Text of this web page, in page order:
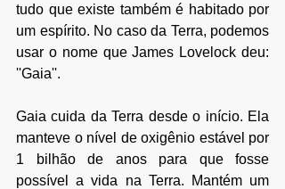
tudo que existe também é habitado por
um espírito. No caso da Terra, podemos
usar o nome que James Lovelock deu:
''Gaia''.
Gaia cuida da Terra desde o início. Ela
manteve o nível de oxigênio estável por
1 bilhão de anos para que fosse
possível a vida na Terra. Mantém um